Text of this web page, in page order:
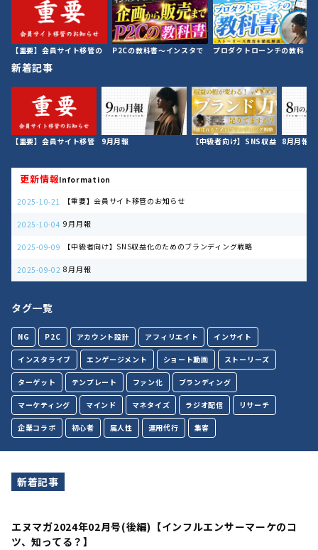
【重要】会員サイト移管の
P2Cの教科書〜インスタで
プロダクトローンチの教科
新着記事
【重要】会員サイト移管
のお知らせ
9月月報
【中級者向け】SNS収益 8月月報
更新情報Information
2025-10-21 【重要】会員サイト移管のお知らせ
2025-10-04 9月月報
2025-09-09 【中級者向け】SNS収益化のためのブランディング戦略
2025-09-02 8月月報
タグ一覧
NG P2C アカウント設計 アフィリエイト インサイト
インスタライブ エンゲージメント ショート動画 ストーリーズ
ターゲット テンプレート ファン化 ブランディング
マーケティング マインド マネタイズ ラジオ配信 リサーチ
企業コラボ 初心者 属人性 運用代行 集客
新着記事
エヌマガ2024年02月号(後編)【インフルエンサーマーケのコ
ツ、知ってる？】